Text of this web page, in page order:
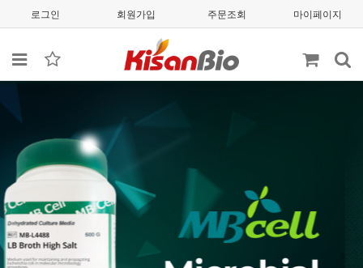
로그인 회원가입 주문조회 마이페이지